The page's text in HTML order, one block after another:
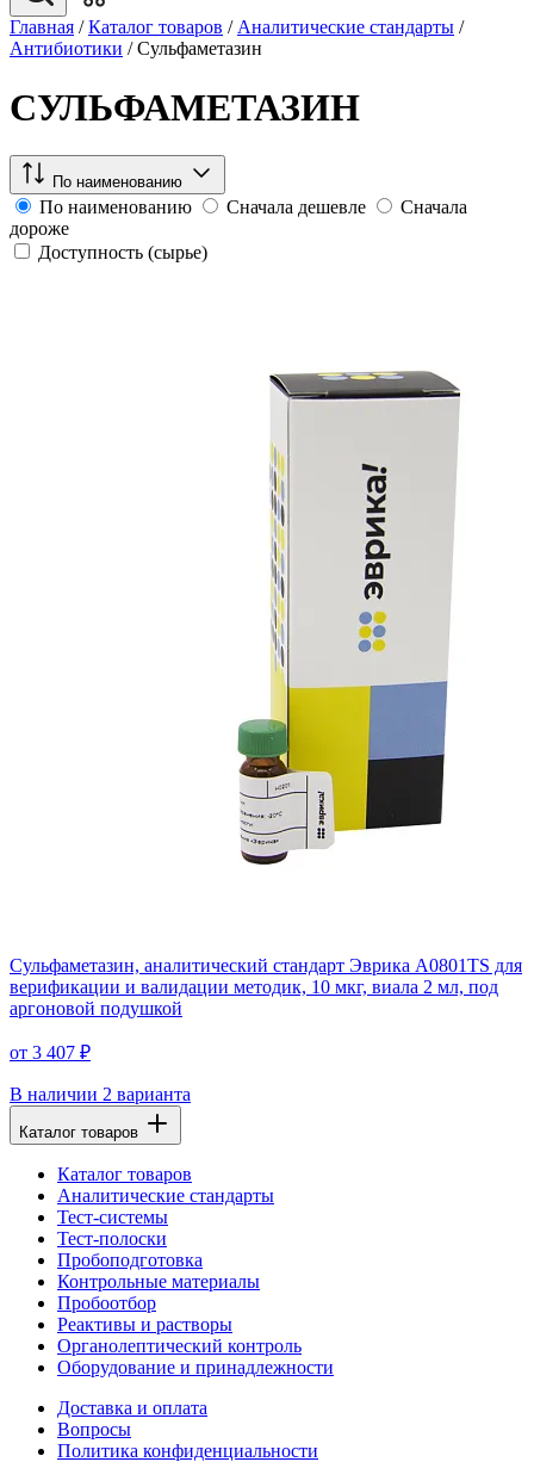
Главная / Каталог товаров / Аналитические стандарты /
Антибиотики / Сульфаметазин
СУЛЬФАМЕТАЗИН
По наименованию
По наименованию Сначала дешевле
Сначала
дороже
Доступность (сырье)
Сульфаметазин, аналитический стандарт Эврика A0801TS для
верификации и валидации методик, 10 мкг, виала 2 мл, под
аргоновой подушкой
от 3 407 ₽
В наличии 2 варианта
Каталог товаров
Каталог товаров
Аналитические стандарты
Тест-системы
Тест-полоски
Пробоподготовка
Контрольные материалы
Пробоотбор
Реактивы и растворы
Органолептический контроль
Оборудование и принадлежности
Доставка и оплата
Вопросы
Политика конфиденциальности